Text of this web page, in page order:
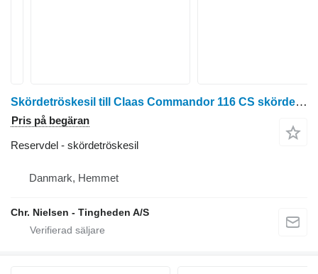
Skördetröskesil till Claas Commandor 116 CS skördetröska
Pris på begäran
Reservdel - skördetröskesil
Danmark, Hemmet
Chr. Nielsen - Tingheden A/S